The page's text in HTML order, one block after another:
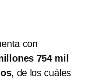
con
754 mil
, de los cuáles